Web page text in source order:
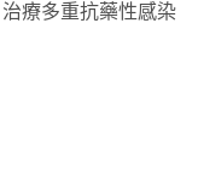
療多重抗藥性感染